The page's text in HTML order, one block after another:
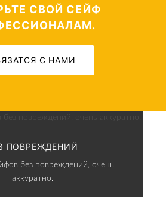
СВОЙ СЕЙФ
С НАМИ
ПОВРЕЖДЕНИЙ
без повреждений, очень
аккуратно.